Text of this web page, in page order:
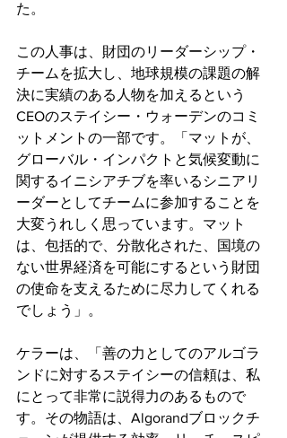
た。
この人事は、財団のリーダーシップ・
チームを拡大し、地球規模の課題の解
決に実績のある人物を加えるという
CEOのステイシー・ウォーデンのコミ
ットメントの一部です。「マットが、
グローバル・インパクトと気候変動に
関するイニシアチブを率いるシニアリ
ーダーとしてチームに参加することを
大変うれしく思っています。マット
は、包括的で、分散化された、国境の
ない世界経済を可能にするという財団
の使命を支えるために尽力してくれる
でしょう」。
ケラーは、「善の力としてのアルゴラ
ンドに対するステイシーの信頼は、私
にとって非常に説得力のあるもので
す。その物語は、Algorandブロックチ